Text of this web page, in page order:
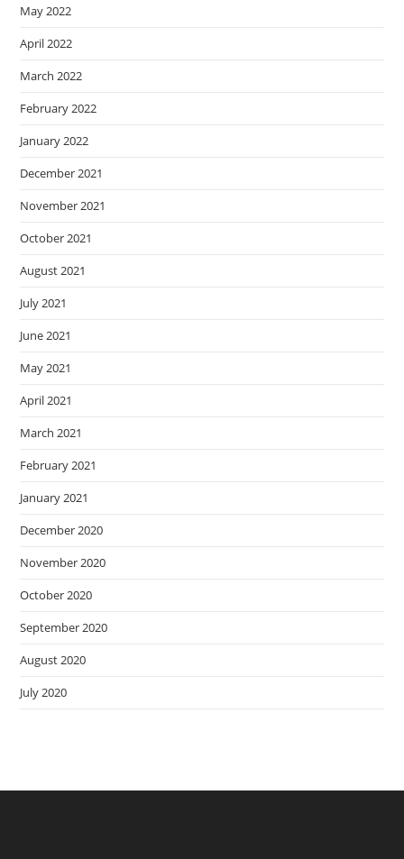
May 2022
April 2022
March 2022
February 2022
January 2022
December 2021
November 2021
October 2021
August 2021
July 2021
June 2021
May 2021
April 2021
March 2021
February 2021
January 2021
December 2020
November 2020
October 2020
September 2020
August 2020
July 2020